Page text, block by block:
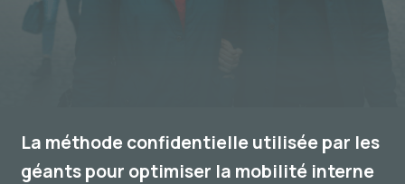
La méthode confidentielle utilisée par les
géants pour optimiser la mobilité interne